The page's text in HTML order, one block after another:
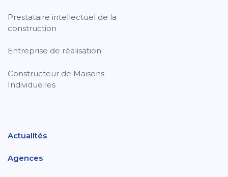
Prestataire intellectuel de la
construction
Entreprise de réalisation
Constructeur de Maisons
Individuelles
Actualités
Agences